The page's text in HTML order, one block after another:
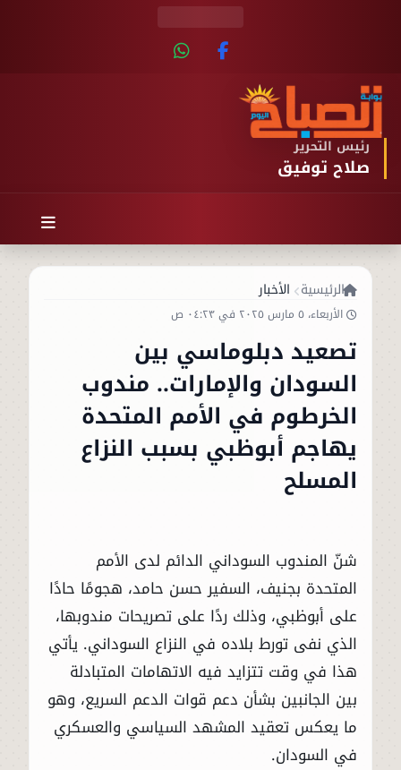
رئيس التحرير
صلاح توفيق
الرئيسية الأخبار
الأربعاء، ٥ مارس ٢٠٢٥ في ٠٤:٢٣ ص
تصعيد دبلوماسي بين
السودان والإمارات.. مندوب
الخرطوم في الأمم المتحدة
يهاجم أبوظبي بسبب النزاع
المسلح
شنّ المندوب السوداني الدائم لدى الأمم
المتحدة بجنيف، السفير حسن حامد، هجومًا حادًا
على أبوظبي، وذلك ردًا على تصريحات مندوبها،
الذي نفى تورط بلاده في النزاع السوداني. يأتي
هذا في وقت تتزايد فيه الاتهامات المتبادلة
بين الجانبين بشأن دعم قوات الدعم السريع، وهو
ما يعكس تعقيد المشهد السياسي والعسكري
في السودان.